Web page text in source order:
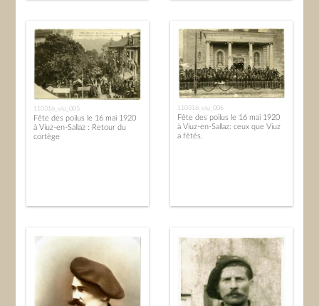
110316_viu_005
Fête des poilus le 16 mai 1920
à Viuz-en-Sallaz : Retour du
cortège
110316_viu_006
Fête des poilus le 16 mai 1920
à Viuz-en-Sallaz: ceux que Viuz
a fêtés.